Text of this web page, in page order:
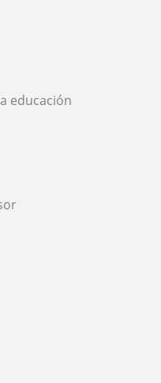
educación